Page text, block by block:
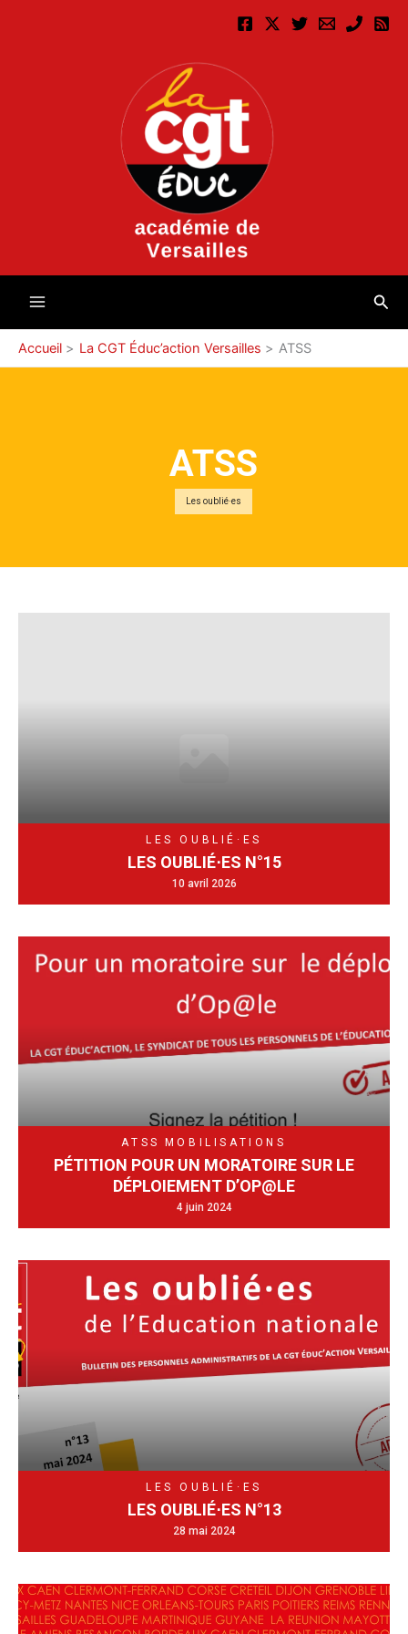
Accueil La CGT Éduc’action Versailles ATSS
ATSS
Les oublié·es
LES OUBLIÉ·ES
LES OUBLIÉ⋅ES N°15
10 avril 2026
ATSS MOBILISATIONS
PÉTITION POUR UN MORATOIRE SUR LE
DÉPLOIEMENT D’OP@LE
4 juin 2024
LES OUBLIÉ·ES
LES OUBLIÉ⋅ES N°13
28 mai 2024